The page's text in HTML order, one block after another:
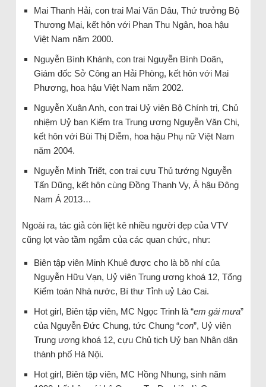
Mai Thanh Hải, con trai Mai Văn Dâu, Thứ trưởng Bộ
Thương Mại, kết hôn với Phan Thu Ngân, hoa hậu
Việt Nam năm 2000.
Nguyễn Bình Khánh, con trai Nguyễn Bình Doãn,
Giám đốc Sở Công an Hải Phòng, kết hôn với Mai
Phương, hoa hậu Việt Nam năm 2002.
Nguyễn Xuân Anh, con trai Uỷ viên Bộ Chính trị, Chủ
nhiệm Uỷ ban Kiểm tra Trung ương Nguyễn Văn Chi,
kết hôn với Bùi Thị Diễm, hoa hậu Phụ nữ Việt Nam
năm 2004.
Nguyễn Minh Triết, con trai cựu Thủ tướng Nguyễn
Tấn Dũng, kết hôn cùng Đồng Thanh Vy, Á hậu Đông
Nam Á 2013…
Ngoài ra, tác giả còn liệt kê nhiều người đẹp của VTV
cũng lọt vào tầm ngắm của các quan chức, như:
Biên tập viên Minh Khuê được cho là bồ nhí của
Nguyễn Hữu Vạn, Uỷ viên Trung ương khoá 12, Tổng
Kiểm toán Nhà nước, Bí thư Tỉnh uỷ Lào Cai.
Hot girl, Biên tập viên, MC Ngọc Trinh là “em gái mưa”
của Nguyễn Đức Chung, tức Chung “con”, Uỷ viên
Trung ương khoá 12, cựu Chủ tịch Uỷ ban Nhân dân
thành phố Hà Nội.
Hot girl, Biên tập viên, MC Hồng Nhung, sinh năm